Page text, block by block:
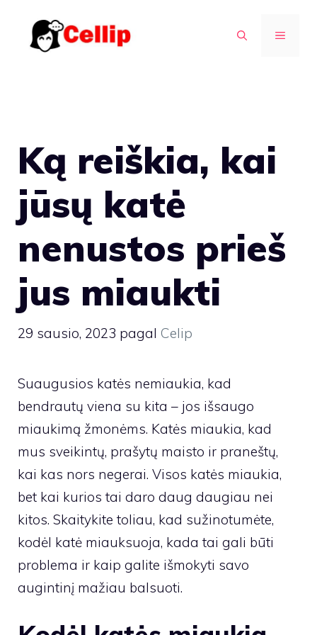
turinio
MENIU
Ką reiškia, kai
jūsų katė
nenustos prieš
jus miaukti
29 sausio, 2023 pagal Celip
Suaugusios katės nemiaukia, kad
bendrautų viena su kita – jos išsaugo
miaukimą žmonėms. Katės miaukia, kad
mus sveikintų, prašytų maisto ir praneštų,
kai kas nors negerai. Visos katės miaukia,
bet kai kurios tai daro daug daugiau nei
kitos. Skaitykite toliau, kad sužinotumėte,
kodėl katė miauksuoja, kada tai gali būti
problema ir kaip galite išmokyti savo
augintinį mažiau balsuoti.